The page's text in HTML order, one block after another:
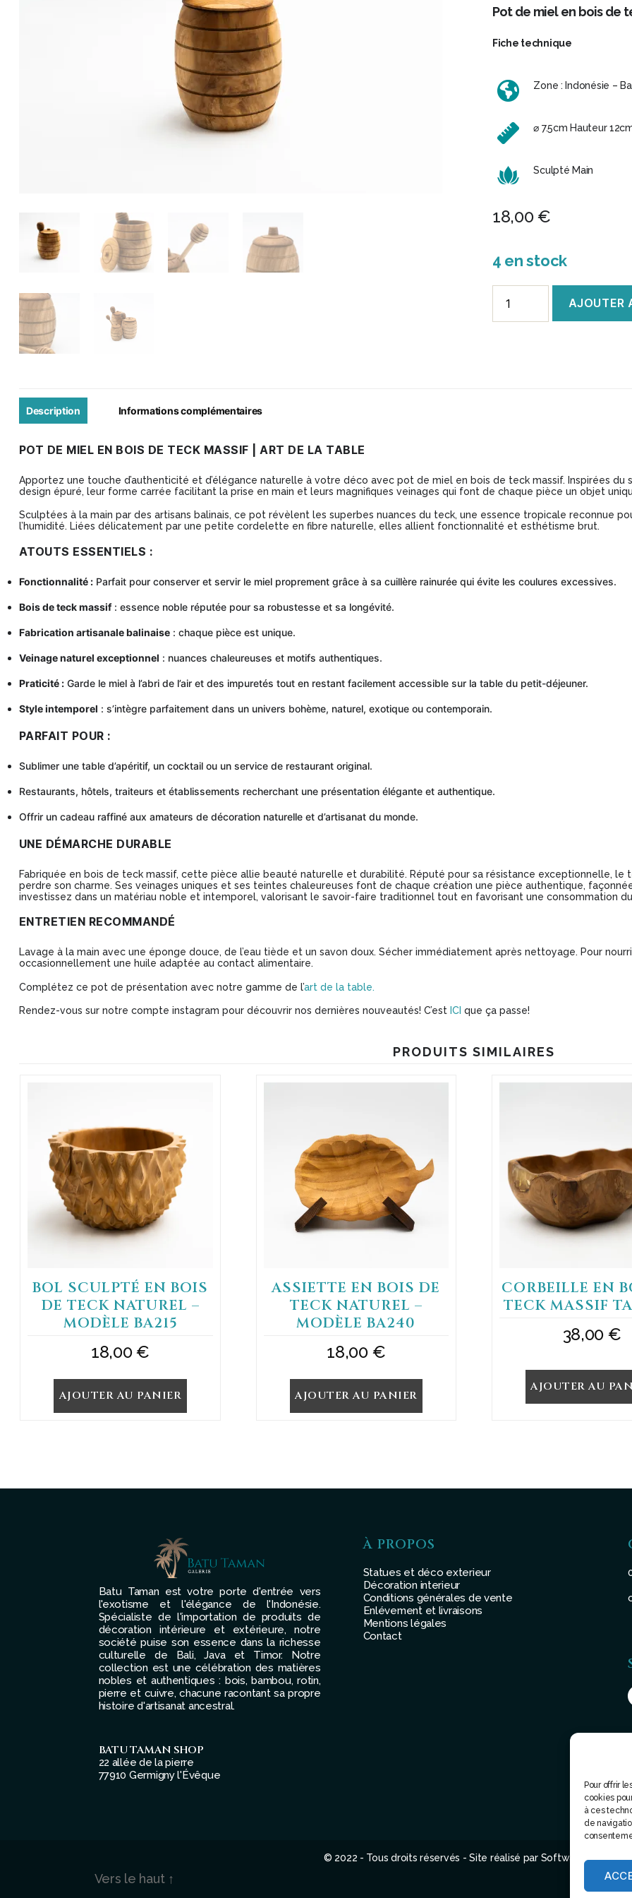
Pour offrir
cookies
à ces
de
Pot de miel en bois de
Fiche technique
Zone : Indonésie –
⌀ 7.5cm Hauteur
Sculpté Main
18,00€
4 en stock
massif
Modèle
AJOUTER
Description Informations complémentaires
POT DE MIEL EN BOIS DE TECK MASSIF | ART DE LA TABLE
Apportez une touche d’authenticité et d’élégance naturelle à votre déco avec pot de miel en bois de teck massif. Inspirées du
design épuré, leur forme carrée facilitant la prise en main et leurs magnifiques veinages qui font de chaque pièce un objet
Sculptées à la main par des artisans balinais, ce pot révèlent les superbes nuances du teck, une essence tropicale reconnue
l’humidité. Liées délicatement par une petite cordelette en fibre naturelle, elles allient fonctionnalité et esthétisme brut.
ATOUTS ESSENTIELS :
Fonctionnalité :Parfait pour conserver et servir le miel proprement grâce à sa cuillère rainurée qui évite les coulures excessives.
Bois de teck massif: essence noble réputée pour sa robustesse et sa longévité.
Fabrication artisanale balinaise: chaque pièce est unique.
Veinage naturel exceptionnel : nuances chaleureuses et motifs authentiques.
Praticité :Garde le miel à l’abri de l’air et des impuretés tout en restant facilement accessible sur la table du petit-déjeuner.
Style intemporel : s’intègre parfaitement dans un univers bohème, naturel, exotique ou contemporain.
PARFAIT POUR :
Sublimer une table d’apéritif, un cocktail ou un service de restaurant original.
Restaurants, hôtels, traiteurs et établissements recherchant une présentation élégante et authentique.
Offrir un cadeau raffiné aux amateurs de décoration naturelle et d’artisanat du monde.
UNE DÉMARCHE DURABLE
Fabriquée en bois de teck massif, cette pièce allie beauté naturelle et durabilité. Réputé pour sa résistance exceptionnelle, le
perdre son charme. Ses veinages uniques et ses teintes chaleureuses font de chaque création une pièce authentique,
investissez dans un matériau noble et intemporel, valorisant le savoir-faire traditionnel tout en favorisant une consommation
ENTRETIEN RECOMMANDÉ
Lavage à la main avec une éponge douce, de l’eau tiède et un savon doux. Sécher immédiatement après nettoyage. Pour
occasionnellement une huile adaptée au contact alimentaire.
Complétez ce pot de présentation avec notre gamme de l’art de la table.
Rendez-vous sur notre compte instagram pour découvrir nos dernières nouveautés! C’est ICI que ça passe!
PRODUITS SIMILAIRES
BOL SCULPTÉ EN BOIS
DE TECK NATUREL –
MODÈLE BA215
18,00€
AJOUTER AU PANIER
ASSIETTE EN BOIS DE
TECK NATUREL –
MODÈLE BA240
18,00 €
AJOUTER AU PANIER
CORBEILLE EN
TECK MASSIF
38,00 €
AJOUTER AU
Batu Taman est votre porte d'entrée vers
l'exotisme et l'élégance de l'Indonésie.
Spécialiste de l'importation de produits de
décoration intérieure et extérieure, notre
société puise son essence dans la richesse
culturelle de Bali, Java et Timor. Notre
collection est une célébration des matières
nobles et authentiques : bois, bambou, rotin,
pierre et cuivre, chacune racontant sa propre
histoire d'artisanat ancestral.
BATU TAMAN SHOP
22 allée de la pierre
77910 Germigny l'Évêque
À PROPOS
Statues et déco exterieur
Décoration interieur
Conditions générales de vente
Enlévement et livraisons
Mentions légales
Contact
© 2022 - Tous droits réservés - Site réalisé par Software attitude
Vers le haut ↑